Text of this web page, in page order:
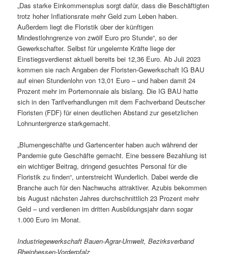
„Das starke Einkommensplus sorgt dafür, dass die Beschäftigten
trotz hoher Inflationsrate mehr Geld zum Leben haben.
Außerdem liegt die Floristik über der künftigen
Mindestlohngrenze von zwölf Euro pro Stunde“, so der
Gewerkschafter. Selbst für ungelernte Kräfte liege der
Einstiegsverdienst aktuell bereits bei 12,36 Euro. Ab Juli 2023
kommen sie nach Angaben der Floristen-Gewerkschaft IG BAU
auf einen Stundenlohn von 13,01 Euro – und haben damit 24
Prozent mehr im Portemonnaie als bislang. Die IG BAU hatte
sich in den Tarifverhandlungen mit dem Fachverband Deutscher
Floristen (FDF) für einen deutlichen Abstand zur gesetzlichen
Lohnuntergrenze starkgemacht.
„Blumengeschäfte und Gartencenter haben auch während der
Pandemie gute Geschäfte gemacht. Eine bessere Bezahlung ist
ein wichtiger Beitrag, dringend gesuchtes Personal für die
Floristik zu finden“, unterstreicht Wunderlich. Dabei werde die
Branche auch für den Nachwuchs attraktiver. Azubis bekommen
bis August nächsten Jahres durchschnittlich 23 Prozent mehr
Geld – und verdienen im dritten Ausbildungsjahr dann sogar
1.000 Euro im Monat.
Industriegewerkschaft Bauen-Agrar-Umwelt, Bezirksverband
Rheinhessen-Vorderpfalz